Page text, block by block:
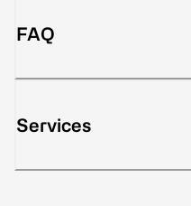
FAQ
Services